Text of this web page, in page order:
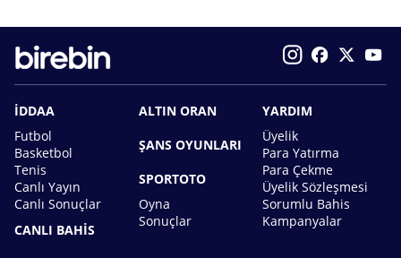
İDDAA
Futbol
Basketbol
Tenis
Canlı Yayın
Canlı Sonuçlar
CANLI BAHİS
ALTIN ORAN
ŞANS OYUNLARI
SPORTOTO
Oyna
Sonuçlar
YARDIM
Üyelik
Para Yatırma
Para Çekme
Üyelik Sözleşmesi
Sorumlu Bahis
Kampanyalar